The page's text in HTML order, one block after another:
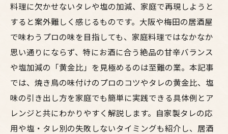
料理に欠かせないタレや塩の加減、家庭で再現しようと
すると案外難しく感じるものです。大阪や梅田の居酒屋
で味わうプロの味を目指しても、家庭料理ではなかなか
思い通りにならず、特にお酒に合う絶品の甘辛バランス
や塩加減の「黄金比」を見極めるのは至難の業。本記事
では、焼き鳥の味付けのプロのコツやタレの黄金比、塩
味の引き出し方を家庭でも簡単に実践できる具体例とア
レンジと共にわかりやすく解説します。自家製タレの応
用や塩・タレ別の失敗しないタイミングも紹介し、居酒